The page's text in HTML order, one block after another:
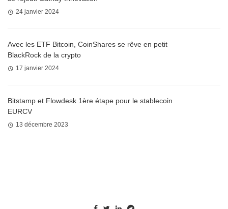
24 janvier 2024
Avec les ETF Bitcoin, CoinShares se rêve en petit
BlackRock de la crypto
17 janvier 2024
Bitstamp et Flowdesk 1ère étape pour le stablecoin
EURCV
13 décembre 2023